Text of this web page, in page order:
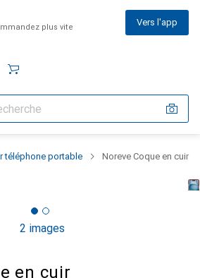
plus vite Vers l'app
téléphone portable Noreve Coque en cuir
2 images
en cuir